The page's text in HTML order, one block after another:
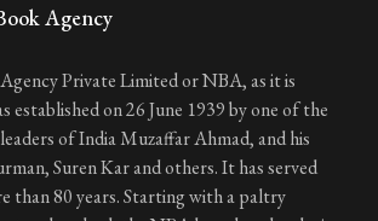
Agency
Private Limited or NBA, as it is
established on 26 June 1939 by one of the
of India Muzaffar Ahmad, and his
Suren Kar and others. It has served
than 80 years. Starting with a paltry